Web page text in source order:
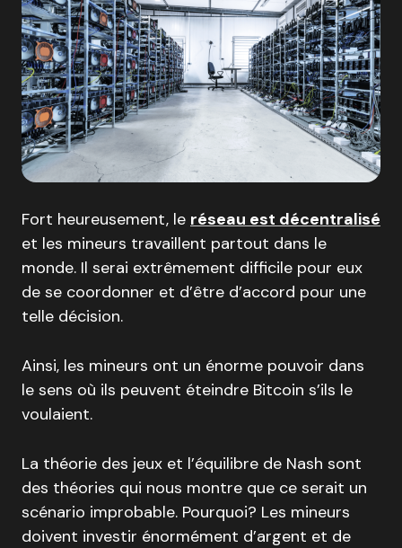
Fort heureusement, le réseau est décentralisé
et les mineurs travaillent partout dans le
monde. Il serai extrêmement difficile pour eux
de se coordonner et d’être d’accord pour une
telle décision.
Ainsi, les mineurs ont un énorme pouvoir dans
le sens où ils peuvent éteindre Bitcoin s’ils le
voulaient.
La théorie des jeux et l’équilibre de Nash sont
des théories qui nous montre que ce serait un
scénario improbable. Pourquoi? Les mineurs
doivent investir énormément d’argent et de